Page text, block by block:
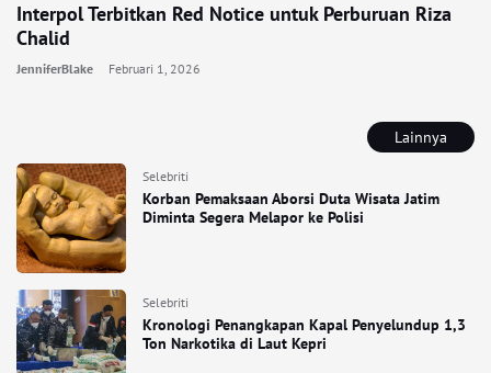
Lainnya
Selebriti
Korban Pemaksaan Aborsi Duta Wisata Jatim
Diminta Segera Melapor ke Polisi
Selebriti
Kronologi Penangkapan Kapal Penyelundup 1,3
Ton Narkotika di Laut Kepri
Interpol Terbitkan Red Notice untuk Perburuan Riza
Chalid
JenniferBlake Februari 1, 2026